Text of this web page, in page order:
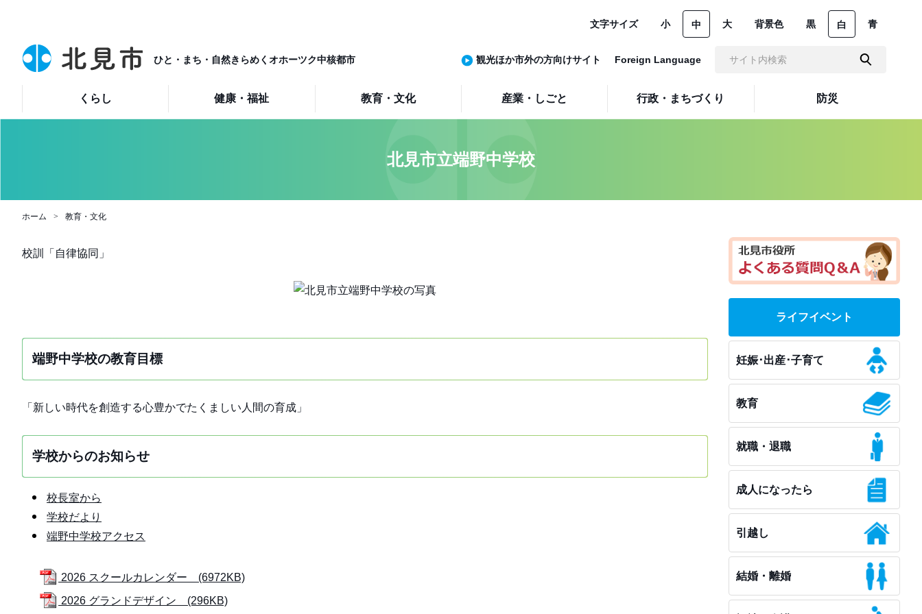
ひと・まち・自然きらめくオホーツク中核都市
くらし 健康・福祉 教育・文化 産業・しごと 行政・まちづくり 防災
文字サイズ 小 中 大 背景色 黒 白 青
観光ほか市外の方向けサイト Foreign Language
北見市立端野中学校
ホーム 教育・文化
校訓「自律協同」
端野中学校の教育目標
「新しい時代を創造する心豊かでたくましい人間の育成」
学校からのお知らせ
校長室から
学校だより
端野中学校アクセス
2026 スクールカレンダー (6972KB)
2026 グランドデザイン (296KB)
ライフイベント
妊娠･出産･子育て
教育
就職・退職
成人になったら
引越し
結婚・離婚